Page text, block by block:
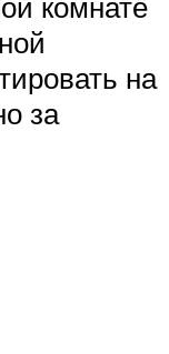
на
за